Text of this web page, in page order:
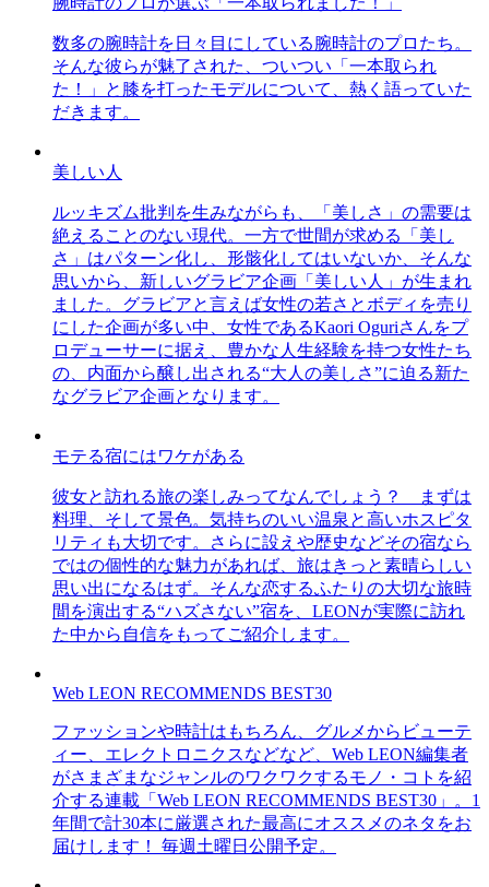
数多の腕時計を日々目にしている腕時計のプロたち。
そんな彼らが魅了された、ついつい「一本取られ
た！」と膝を打ったモデルについて、熱く語っていた
だきます。
美しい人
ルッキズム批判を生みながらも、「美しさ」の需要は
絶えることのない現代。一方で世間が求める「美し
さ」はパターン化し、形骸化してはいないか、そんな
思いから、新しいグラビア企画「美しい人」が生まれ
ました。グラビアと言えば女性の若さとボディを売り
にした企画が多い中、女性であるKaori Oguriさんをプ
ロデューサーに据え、豊かな人生経験を持つ女性たち
の、内面から醸し出される“大人の美しさ”に迫る新た
なグラビア企画となります。
モテる宿にはワケがある
彼女と訪れる旅の楽しみってなんでしょう？ まずは
料理、そして景色。気持ちのいい温泉と高いホスピタ
リティも大切です。さらに設えや歴史などその宿なら
ではの個性的な魅力があれば、旅はきっと素晴らしい
思い出になるはず。そんな恋するふたりの大切な旅時
間を演出する“ハズさない”宿を、LEONが実際に訪れ
た中から自信をもってご紹介します。
Web LEON RECOMMENDS BEST30
ファッションや時計はもちろん、グルメからビューテ
ィー、エレクトロニクスなどなど、Web LEON編集者
がさまざまなジャンルのワクワクするモノ・コトを紹
介する連載「Web LEON RECOMMENDS BEST30」。1
年間で計30本に厳選された最高にオススメのネタをお
届けします！ 毎週土曜日公開予定。